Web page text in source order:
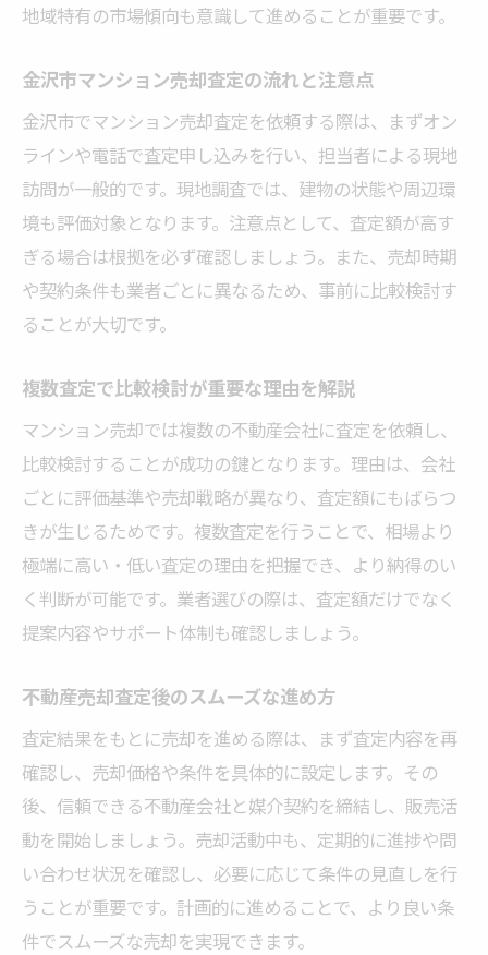
地域特有の市場傾向も意識して進めることが重要です。
金沢市マンション売却査定の流れと注意点
金沢市でマンション売却査定を依頼する際は、まずオン
ラインや電話で査定申し込みを行い、担当者による現地
訪問が一般的です。現地調査では、建物の状態や周辺環
境も評価対象となります。注意点として、査定額が高す
ぎる場合は根拠を必ず確認しましょう。また、売却時期
や契約条件も業者ごとに異なるため、事前に比較検討す
ることが大切です。
複数査定で比較検討が重要な理由を解説
マンション売却では複数の不動産会社に査定を依頼し、
比較検討することが成功の鍵となります。理由は、会社
ごとに評価基準や売却戦略が異なり、査定額にもばらつ
きが生じるためです。複数査定を行うことで、相場より
極端に高い・低い査定の理由を把握でき、より納得のい
く判断が可能です。業者選びの際は、査定額だけでなく
提案内容やサポート体制も確認しましょう。
不動産売却査定後のスムーズな進め方
査定結果をもとに売却を進める際は、まず査定内容を再
確認し、売却価格や条件を具体的に設定します。その
後、信頼できる不動産会社と媒介契約を締結し、販売活
動を開始しましょう。売却活動中も、定期的に進捗や問
い合わせ状況を確認し、必要に応じて条件の見直しを行
うことが重要です。計画的に進めることで、より良い条
件でスムーズな売却を実現できます。